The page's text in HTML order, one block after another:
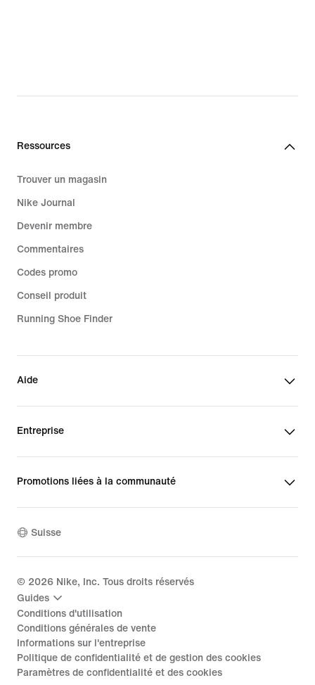
Ressources
Trouver un magasin
Nike Journal
Devenir membre
Commentaires
Codes promo
Conseil produit
Running Shoe Finder
Aide
Entreprise
Promotions liées à la communauté
Suisse
© 2026 Nike, Inc. Tous droits réservés
Guides
Conditions d'utilisation
Conditions générales de vente
Informations sur l'entreprise
Politique de confidentialité et de gestion des cookies
Paramètres de confidentialité et des cookies